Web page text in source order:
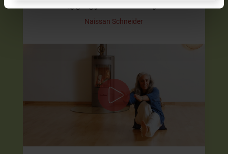
Naissan Schneider
Aktivierende Qigong-Praxis für mehr Kraft,
Erdung & Standfestigkeit
In dieser kraftvollen Qi-Gong-Einheit lade ich Dich ein,
Deine Beine zu stärken und eine stabile Verbindung zum
Boden aufzubauen.…